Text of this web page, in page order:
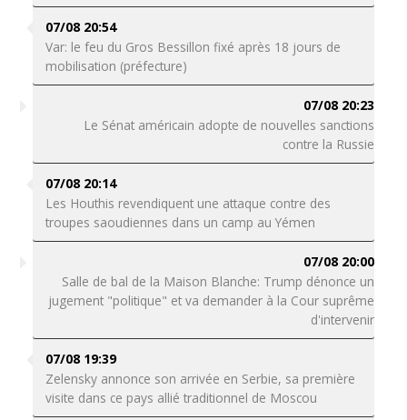
07/08 20:54
Var: le feu du Gros Bessillon fixé après 18 jours de
mobilisation (préfecture)
07/08 20:23
Le Sénat américain adopte de nouvelles sanctions
contre la Russie
07/08 20:14
Les Houthis revendiquent une attaque contre des
troupes saoudiennes dans un camp au Yémen
07/08 20:00
Salle de bal de la Maison Blanche: Trump dénonce un
jugement "politique" et va demander à la Cour suprême
d'intervenir
07/08 19:39
Zelensky annonce son arrivée en Serbie, sa première
visite dans ce pays allié traditionnel de Moscou